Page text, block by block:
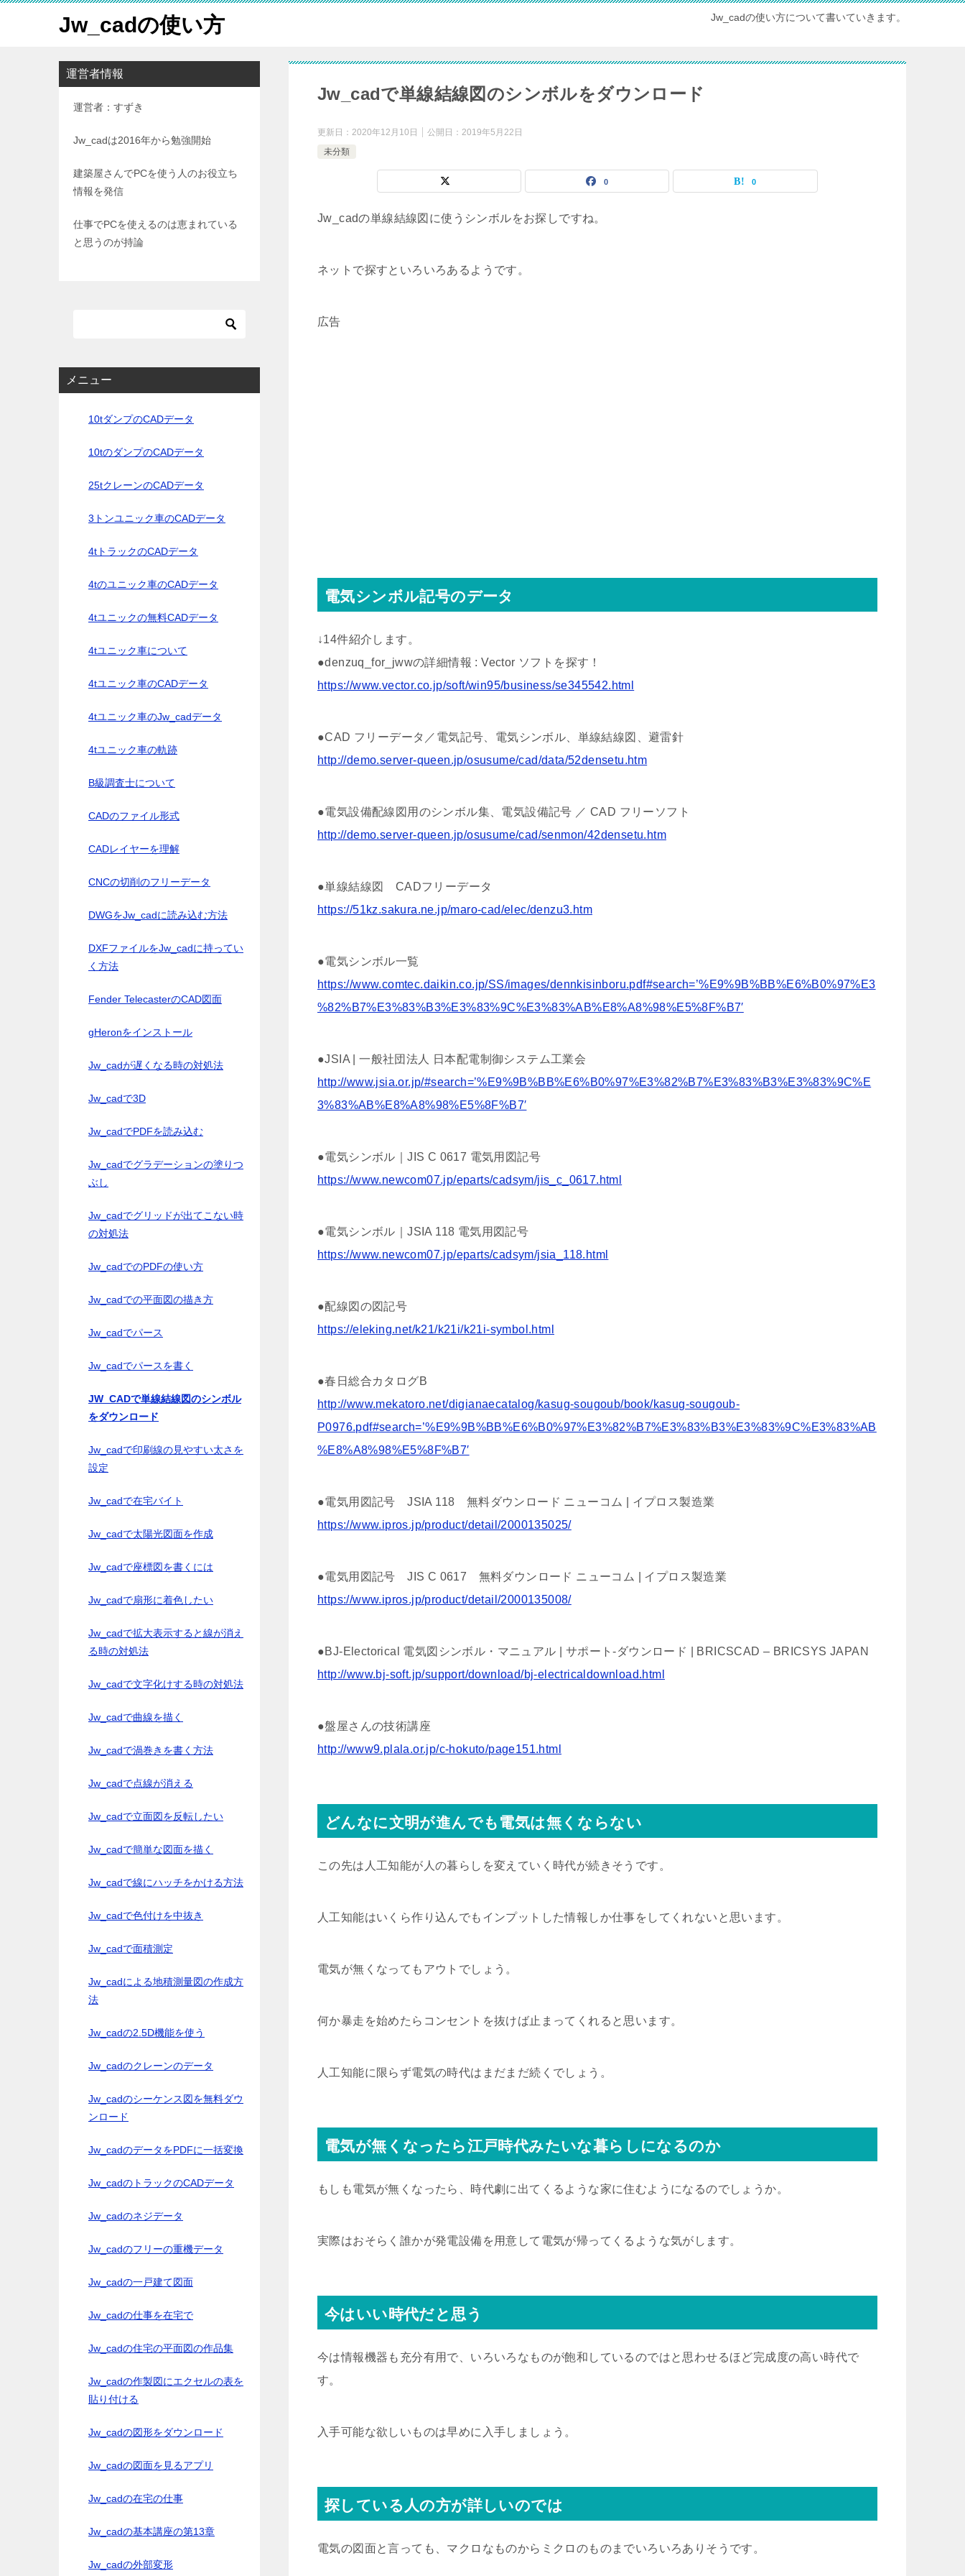
Jw_cadの使い方 Jw_cadの使い方について書いていきます。
Jw_cadで単線結線図のシンボルをダウンロード
更新日： 2020年12月10日 公開日： 2019年5月22日
未分類
0 0
Jw_cadの単線結線図に使うシンボルをお探しですね。
ネットで探すといろいろあるようです。
広告
電気シンボル記号のデータ
↓14件紹介します。
●denzuq_for_jwwの詳細情報 : Vector ソフトを探す！
https://www.vector.co.jp/soft/win95/business/se345542.html
●CAD フリーデータ／電気記号、電気シンボル、単線結線図、避雷針
http://demo.server-queen.jp/osusume/cad/data/52densetu.htm
●電気設備配線図用のシンボル集、電気設備記号 ／ CAD フリーソフト
http://demo.server-queen.jp/osusume/cad/senmon/42densetu.htm
●単線結線図 CADフリーデータ
https://51kz.sakura.ne.jp/maro-cad/elec/denzu3.htm
●電気シンボル一覧
https://www.comtec.daikin.co.jp/SS/images/dennkisinboru.pdf#search=’%E9%9B%BB%E6%B0%97%E3
%82%B7%E3%83%B3%E3%83%9C%E3%83%AB%E8%A8%98%E5%8F%B7′
●JSIA | 一般社団法人 日本配電制御システム工業会
http://www.jsia.or.jp/#search=’%E9%9B%BB%E6%B0%97%E3%82%B7%E3%83%B3%E3%83%9C%E
3%83%AB%E8%A8%98%E5%8F%B7′
●電気シンボル｜JIS C 0617 電気用図記号
https://www.newcom07.jp/eparts/cadsym/jis_c_0617.html
●電気シンボル｜JSIA 118 電気用図記号
https://www.newcom07.jp/eparts/cadsym/jsia_118.html
●配線図の図記号
https://eleking.net/k21/k21i/k21i-symbol.html
●春日総合カタログB
http://www.mekatoro.net/digianaecatalog/kasug-sougoub/book/kasug-sougoub-
P0976.pdf#search=’%E9%9B%BB%E6%B0%97%E3%82%B7%E3%83%B3%E3%83%9C%E3%83%AB
%E8%A8%98%E5%8F%B7′
●電気用図記号 JSIA 118 無料ダウンロード ニューコム | イプロス製造業
https://www.ipros.jp/product/detail/2000135025/
●電気用図記号 JIS C 0617 無料ダウンロード ニューコム | イプロス製造業
https://www.ipros.jp/product/detail/2000135008/
●BJ-Electorical 電気図シンボル・マニュアル | サポート-ダウンロード | BRICSCAD – BRICSYS JAPAN
http://www.bj-soft.jp/support/download/bj-electricaldownload.html
●盤屋さんの技術講座
http://www9.plala.or.jp/c-hokuto/page151.html
どんなに文明が進んでも電気は無くならない
この先は人工知能が人の暮らしを変えていく時代が続きそうです。
人工知能はいくら作り込んでもインプットした情報しか仕事をしてくれないと思います。
電気が無くなってもアウトでしょう。
何か暴走を始めたらコンセントを抜けば止まってくれると思います。
人工知能に限らず電気の時代はまだまだ続くでしょう。
電気が無くなったら江戸時代みたいな暮らしになるのか
もしも電気が無くなったら、時代劇に出てくるような家に住むようになるのでしょうか。
実際はおそらく誰かが発電設備を用意して電気が帰ってくるような気がします。
今はいい時代だと思う
今は情報機器も充分有用で、いろいろなものが飽和しているのではと思わせるほど完成度の高い時代で
す。
入手可能な欲しいものは早めに入手しましょう。
探している人の方が詳しいのでは
電気の図面と言っても、マクロなものからミクロのものまでいろいろありそうです。
運営者情報
運営者：すずき
Jw_cadは2016年から勉強開始
建築屋さんでPCを使う人のお役立ち
情報を発信
仕事でPCを使えるのは恵まれている
と思うのが持論
メニュー
10tダンプのCADデータ
10tのダンプのCADデータ
25tクレーンのCADデータ
3トンユニック車のCADデータ
4tトラックのCADデータ
4tのユニック車のCADデータ
4tユニックの無料CADデータ
4tユニック車について
4tユニック車のCADデータ
4tユニック車のJw_cadデータ
4tユニック車の軌跡
B級調査士について
CADのファイル形式
CADレイヤーを理解
CNCの切削のフリーデータ
DWGをJw_cadに読み込む方法
DXFファイルをJw_cadに持ってい
く方法
Fender TelecasterのCAD図面
gHeronをインストール
Jw_cadが遅くなる時の対処法
Jw_cadで3D
Jw_cadでPDFを読み込む
Jw_cadでグラデーションの塗りつ
ぶし
Jw_cadでグリッドが出てこない時
の対処法
Jw_cadでのPDFの使い方
Jw_cadでの平面図の描き方
Jw_cadでパース
Jw_cadでパースを書く
JW_CADで単線結線図のシンボル
をダウンロード
Jw_cadで印刷線の見やすい太さを
設定
Jw_cadで在宅バイト
Jw_cadで太陽光図面を作成
Jw_cadで座標図を書くには
Jw_cadで扇形に着色したい
Jw_cadで拡大表示すると線が消え
る時の対処法
Jw_cadで文字化けする時の対処法
Jw_cadで曲線を描く
Jw_cadで渦巻きを書く方法
Jw_cadで点線が消える
Jw_cadで立面図を反転したい
Jw_cadで簡単な図面を描く
Jw_cadで線にハッチをかける方法
Jw_cadで色付けを中抜き
Jw_cadで面積測定
Jw_cadによる地積測量図の作成方
法
Jw_cadの2.5D機能を使う
Jw_cadのクレーンのデータ
Jw_cadのシーケンス図を無料ダウ
ンロード
Jw_cadのデータをPDFに一括変換
Jw_cadのトラックのCADデータ
Jw_cadのネジデータ
Jw_cadのフリーの重機データ
Jw_cadの一戸建て図面
Jw_cadの仕事を在宅で
Jw_cadの住宅の平面図の作品集
Jw_cadの作製図にエクセルの表を
貼り付ける
Jw_cadの図形をダウンロード
Jw_cadの図面を見るアプリ
Jw_cadの在宅の仕事
Jw_cadの基本講座の第13章
Jw_cadの外部変形